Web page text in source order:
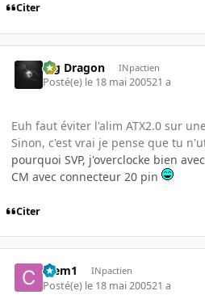
Citer
Big Dragon INpactien
Posté(e) le 18 mai 200521 a
Euh faut éviter l'alim ATX2.0 sur
Sinon, c'est vrai je pense que tu
pourquoi SVP, j'overclocke bien
CM avec connecteur 20 pin
Citer
Clem1 INpactien
Posté(e) le 18 mai 200521 a